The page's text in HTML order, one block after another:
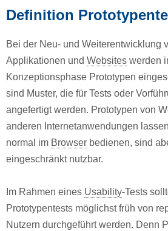
Definition
Bei der Neu- und Weiterentwicklung
Applikationen und Websites werden
Konzeptionsphase Prototypen
sind Muster, die für Tests oder
angefertigt werden. Prototypen von
anderen Internetanwendungen
normal im Browser bedienen, sind
eingeschränkt nutzbar.
Im Rahmen eines Usability-Tests
Prototypentests möglichst früh von
Nutzern durchgeführt werden. Denn